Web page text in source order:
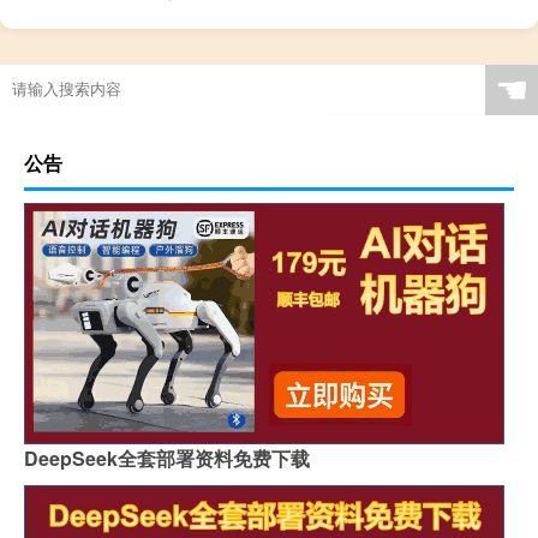
☚
公告
DeepSeek全套部署资料免费下载